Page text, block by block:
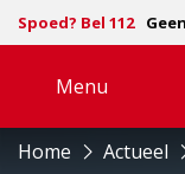
Spoed? Bel 112
Menu
navigatie
Home Actueel